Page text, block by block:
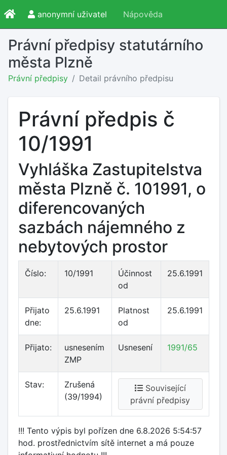
Nápověda
anonymní uživatel
Právní předpisy statutárního
města Plzně
Právní předpisy Detail právního předpisu
Právní předpis č
10/1991
Vyhláška Zastupitelstva
města Plzně č. 101991, o
diferencovaných
sazbách nájemného z
nebytových prostor
Číslo: 10/1991
Účinnost
od
25.6.1991
Přijato
dne:
25.6.1991
Platnost
od
25.6.1991
Přijato:
usnesením
ZMP
Usnesení 1991/65
Stav:
Zrušená
(39/1994)
Související
právní předpisy
!!! Tento výpis byl pořízen dne 6.8.2026 5:54:57
hod. prostřednictvím sítě internet a má pouze